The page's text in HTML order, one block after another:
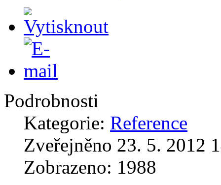
Podrobnosti
Kategorie: Reference
Zveřejněno 23. 5. 2012
Zobrazeno: 1988